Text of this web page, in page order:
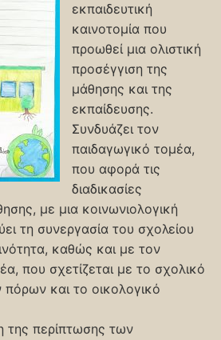
εκπαιδευτική
καινοτομία που
προωθεί μια ολιστική
προσέγγιση της
μάθησης και της
εκπαίδευσης.
Συνδυάζει τον
παιδαγωγικό τομέα,
που αφορά τις
διαδικασίες
με μια κοινωνιολογική
τη συνεργασία του σχολείου
καθώς και με τον
που σχετίζεται με το σχολικό
και το οικολογικό
της περίπτωσης των